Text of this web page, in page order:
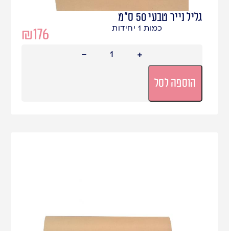
גליל נייר טבעי 50 ס"מ
₪176 כמות 1 יחידות
הוספה לסל